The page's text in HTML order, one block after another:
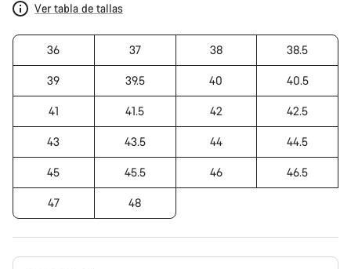
Ver tabla de tallas
36 37 38 38.5
39 39.5 40 40.5
41 41.5 42 42.5
43 43.5 44 44.5
45 45.5 46 46.5
47 48